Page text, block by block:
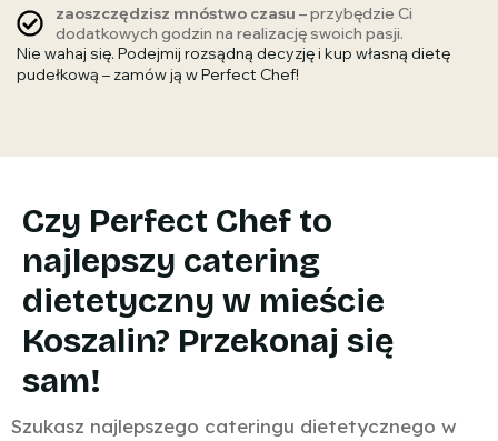
zaoszczędzisz mnóstwo czasu – przybędzie Ci
dodatkowych godzin na realizację swoich pasji.
Nie wahaj się. Podejmij rozsądną decyzję i kup własną dietę
pudełkową – zamów ją w Perfect Chef!
Czy Perfect Chef to
najlepszy catering
dietetyczny w mieście
Koszalin? Przekonaj się
sam!
Szukasz najlepszego cateringu dietetycznego w